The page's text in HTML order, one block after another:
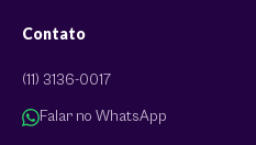
Contato
(11) 3136-0017
Falar no WhatsApp